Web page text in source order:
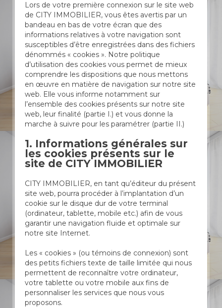
Lors de votre première connexion sur le site web
de CITY IMMOBILIER, vous êtes avertis par un
bandeau en bas de votre écran que des
informations relatives à votre navigation sont
susceptibles d’être enregistrées dans des fichiers
dénommés « cookies ». Notre politique
d’utilisation des cookies vous permet de mieux
comprendre les dispositions que nous mettons
en œuvre en matière de navigation sur notre site
web. Elle vous informe notamment sur
l’ensemble des cookies présents sur notre site
web, leur finalité (partie I.) et vous donne la
marche à suivre pour les paramétrer (partie II.)
1. Informations générales sur
les cookies présents sur le
site de CITY IMMOBILIER
CITY IMMOBILIER, en tant qu’éditeur du présent
site web, pourra procéder à l’implantation d’un
cookie sur le disque dur de votre terminal
(ordinateur, tablette, mobile etc.) afin de vous
garantir une navigation fluide et optimale sur
notre site Internet.
Les « cookies » (ou témoins de connexion) sont
des petits fichiers texte de taille limitée qui nous
permettent de reconnaître votre ordinateur,
votre tablette ou votre mobile aux fins de
personnaliser les services que nous vous
proposons.